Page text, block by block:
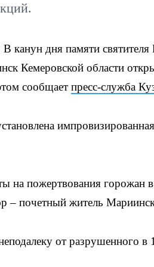
дня памяти святителя
Кемеровской области
сообщает пресс-служба
на пожертвования горожан
– почетный житель
от разрушенного в